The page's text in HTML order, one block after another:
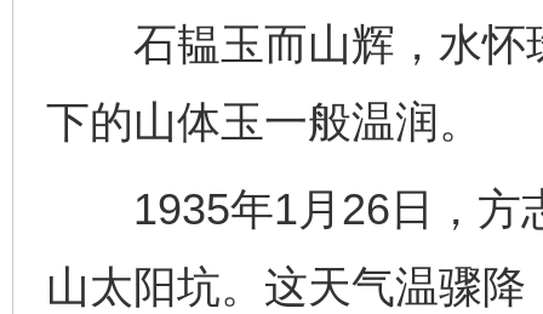
石韫玉而山辉，水怀
下的山体玉一般温润。
1935年1月26日，方
山太阳坑。这天气温骤